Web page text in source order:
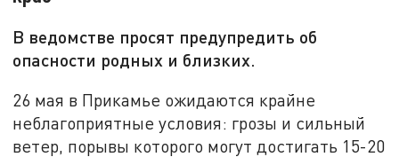
В ведомстве просят предупредить об
опасности родных и близких.
26 мая в Прикамье ожидаются крайне
неблагоприятные условия: грозы и сильный
ветер, порывы которого могут достигать 15-20